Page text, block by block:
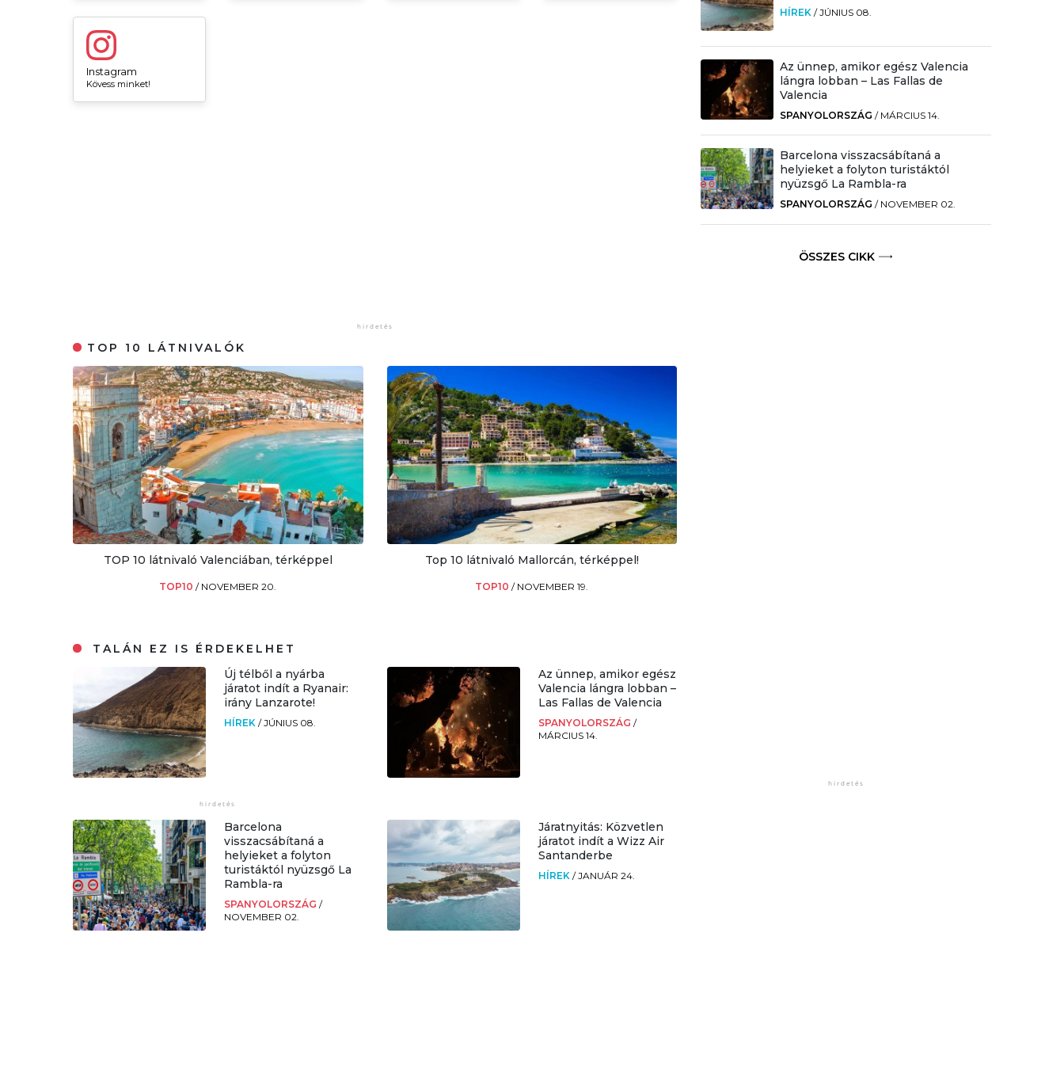
Instagram
Kövess minket!
TOP 10 LÁTNIVALÓK
TOP 10 látnivaló Valenciában, térképpel
TOP10/ NOVEMBER 20.
Top 10 látnivaló Mallorcán, térképpel!
TOP10/ NOVEMBER 19.
TALÁN EZ IS ÉRDEKELHET
Új télből a nyárba
járatot indít a Ryanair:
irány Lanzarote!
HÍREK/JÚNIUS 08.
Az ünnep, amikor egész
Valencia lángra lobban –
Las Fallas de Valencia
SPANYOLORSZÁG /
MÁRCIUS 14.
Barcelona
visszacsábítaná a
helyieket a folyton
turistáktól nyüzsgő La
Rambla-ra
SPANYOLORSZÁG/
NOVEMBER 02.
Járatnyitás: Közvetlen
járatot indít a Wizz Air
Santanderbe
HÍREK /JANUÁR 24.
HÍREK /JÚNIUS 08.
Az ünnep, amikor egész Valencia
lángra lobban – Las Fallas de
Valencia
SPANYOLORSZÁG / MÁRCIUS 14.
Barcelona visszacsábítaná a
helyieket a folyton turistáktól
nyüzsgő La Rambla-ra
SPANYOLORSZÁG / NOVEMBER 02.
ÖSSZES CIKK